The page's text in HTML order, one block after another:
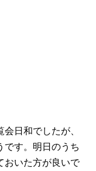
日和でしたが、
です。明日のうち
おいた方が良いで